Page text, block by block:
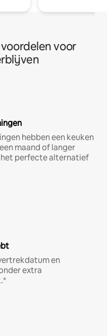
voor
hebben een keuken
maand of langer
perfecte alternatief
en
extra